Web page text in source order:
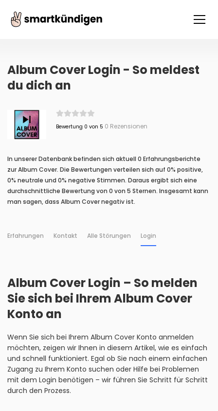
Album Cover Login - So meldest
du dich an
Bewertung 0 von 5 0 Rezensionen
In unserer Datenbank befinden sich aktuell 0 Erfahrungsberichte
zur Album Cover. Die Bewertungen verteilen sich auf 0% positive,
0% neutrale und 0% negative Stimmen. Daraus ergibt sich eine
durchschnittliche Bewertung von 0 von 5 Sternen. Insgesamt kann
man sagen, dass Album Cover negativ ist.
Erfahrungen Kontakt Alle Störungen Login
Album Cover Login – So melden
Sie sich bei Ihrem Album Cover
Konto an
Wenn Sie sich bei Ihrem Album Cover Konto anmelden
möchten, zeigen wir Ihnen in diesem Artikel, wie es einfach
und schnell funktioniert. Egal ob Sie nach einem einfachen
Zugang zu Ihrem Konto suchen oder Hilfe bei Problemen
mit dem Login benötigen – wir führen Sie Schritt für Schritt
durch den Prozess.